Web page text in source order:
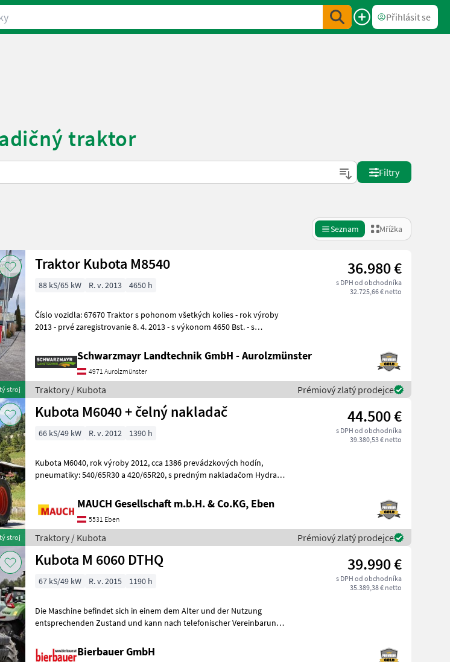
Přihlásit se
traktor
Filtry
Seznam Mřížka
stroj
Traktor Kubota M8540 36.980 €
s DPH od obchodníka
32.725,66 € netto
88 kS/65 kW R. v. 2013 4650 h
Číslo vozidla: 67670 Traktor s pohonom všetkých kolies - rok výroby
2013 - prvé zaregistrovanie 8. 4. 2013 - s výkonom 4650 Bst. - s
Schwarzmayr Landtechnik GmbH - Aurolzmünster
4971 Aurolzmünster
Traktory / Kubota Prémiový zlatý prodejce
stroj
Kubota M6040 + čelný nakladač 44.500 €
s DPH od obchodníka
39.380,53 € netto
66 kS/49 kW R. v. 2012 1390 h
Kubota M6040, rok výroby 2012, cca 1386 prevádzkových hodín,
pneumatiky: 540/65R30 a 420/65R20, s predným nakladačom Hydrac
MAUCH Gesellschaft m.b.H. & Co.KG, Eben
5531 Eben
Traktory / Kubota Prémiový zlatý prodejce
Kubota M 6060 DTHQ 39.990 €
s DPH od obchodníka
35.389,38 € netto
67 kS/49 kW R. v. 2015 1190 h
Die Maschine befindet sich in einem dem Alter und der Nutzung
entsprechenden Zustand und kann nach telefonischer Vereinbarung
Bierbauer GmbH